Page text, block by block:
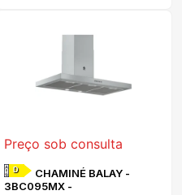
Preço sob consulta
D
CHAMINÉ BALAY -
3BC095MX -